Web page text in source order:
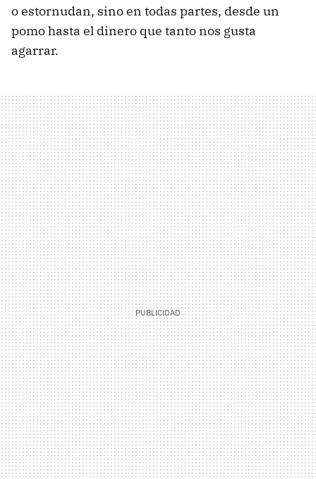
o estornudan, sino en todas partes, desde un
pomo hasta el dinero que tanto nos gusta
agarrar.